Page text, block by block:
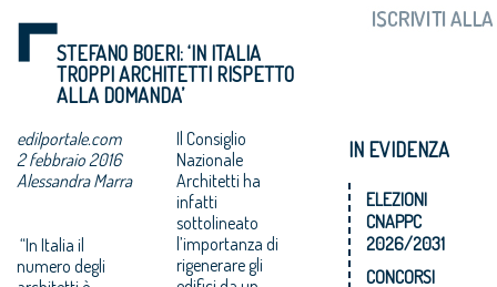
STEFANO BOERI: ‘IN ITALIA
TROPPI ARCHITETTI RISPETTO
ALLA DOMANDA’
edilportale.com
2 febbraio 2016
Alessandra Marra
“In Italia il
numero degli
Il Consiglio
Nazionale
Architetti ha
infatti
sottolineato
l’importanza di
rigenerare gli
IN EVIDENZA
ELEZIONI
CNAPPC
2026/2031
CONCORSI